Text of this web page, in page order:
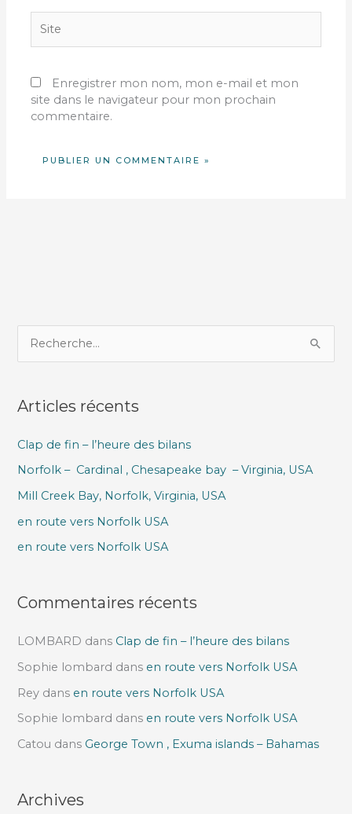
Enregistrer mon nom, mon e-mail et mon
site dans le navigateur pour mon prochain
commentaire.
e
h
r
c
h
e
Articles récents
Clap de fin – l’heure des bilans
Norfolk – Cardinal , Chesapeake bay – Virginia, USA
Mill Creek Bay, Norfolk, Virginia, USA
en route vers Norfolk USA
en route vers Norfolk USA
Commentaires récents
LOMBARD dans Clap de fin – l’heure des bilans
Sophie lombard dans en route vers Norfolk USA
Rey dans en route vers Norfolk USA
Sophie lombard dans en route vers Norfolk USA
Catou dans George Town , Exuma islands – Bahamas
Archives